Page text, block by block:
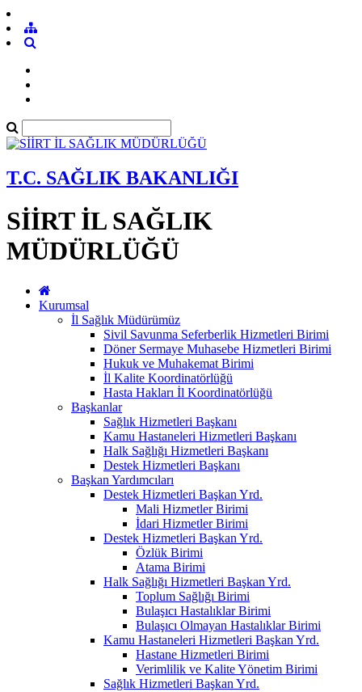
T.C. SAĞLIK BAKANLIĞI
SİİRT İL SAĞLIK
MÜDÜRLÜĞÜ
Kurumsal
İl Sağlık Müdürümüz
Sivil Savunma Seferberlik Hizmetleri Birimi
Döner Sermaye Muhasebe Hizmetleri Birimi
Hukuk ve Muhakemat Birimi
İl Kalite Koordinatörlüğü
Hasta Hakları İl Koordinatörlüğü
Başkanlar
Sağlık Hizmetleri Başkanı
Kamu Hastaneleri Hizmetleri Başkanı
Halk Sağlığı Hizmetleri Başkanı
Destek Hizmetleri Başkanı
Başkan Yardımcıları
Destek Hizmetleri Başkan Yrd.
Mali Hizmetler Birimi
İdari Hizmetler Birimi
Destek Hizmetleri Başkan Yrd.
Özlük Birimi
Atama Birimi
Halk Sağlığı Hizmetleri Başkan Yrd.
Toplum Sağlığı Birimi
Bulaşıcı Hastalıklar Birimi
Bulaşıcı Olmayan Hastalıklar Birimi
Kamu Hastaneleri Hizmetleri Başkan Yrd.
Hastane Hizmetleri Birimi
Verimlilik ve Kalite Yönetim Birimi
Sağlık Hizmetleri Başkan Yrd.